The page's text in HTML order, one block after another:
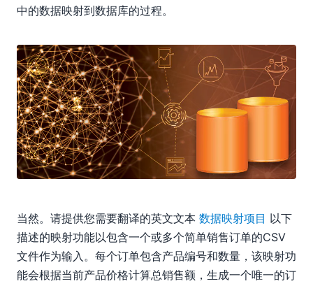
中的数据映射到数据库的过程。
当然。请提供您需要翻译的英文文本 数据映射项目 以下
描述的映射功能以包含一个或多个简单销售订单的CSV
文件作为输入。每个订单包含产品编号和数量，该映射功
能会根据当前产品价格计算总销售额，生成一个唯一的订